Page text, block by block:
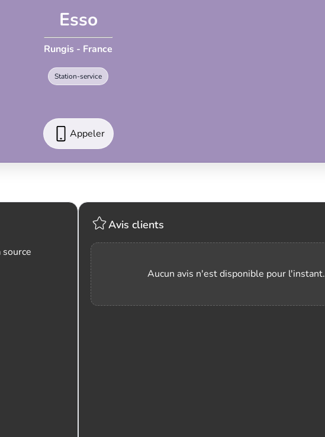
Esso
Rungis - France
Station-service
Appeler
Avis clients
Aucun avis n'est disponible pour l'instant.